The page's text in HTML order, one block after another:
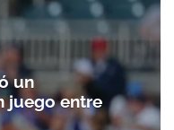
nuestro boletín.
ACEPTAR
un
juego entre